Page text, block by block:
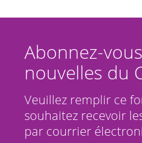
Abonnez-
nouvelles du
Veuillez remplir ce
souhaitez recevoir
par courrier